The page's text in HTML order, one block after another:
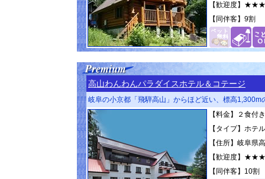
【歓迎度】
【同伴客】 9割
高山わんわんパラダイスホテル＆コテージ
岐阜の小京都「飛騨高山」からほど近い、標高
【料金】２食付
【タイプ】ホテル
【住所】岐阜県
【歓迎度】
【同伴客】 10割